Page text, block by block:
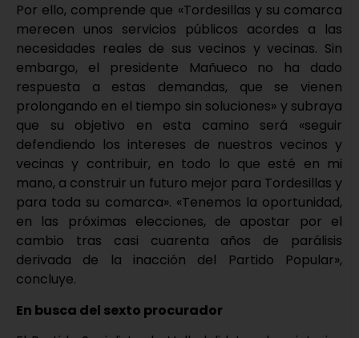
Por ello, comprende que «Tordesillas y su comarca
merecen unos servicios públicos acordes a las
necesidades reales de sus vecinos y vecinas. Sin
embargo, el presidente Mañueco no ha dado
respuesta a estas demandas, que se vienen
prolongando en el tiempo sin soluciones» y subraya
que su objetivo en esta camino será «seguir
defendiendo los intereses de nuestros vecinos y
vecinas y contribuir, en todo lo que esté en mi
mano, a construir un futuro mejor para Tordesillas y
para toda su comarca». «Tenemos la oportunidad,
en las próximas elecciones, de apostar por el
cambio tras casi cuarenta años de parálisis
derivada de la inacción del Partido Popular»,
concluye.
En busca del sexto procurador